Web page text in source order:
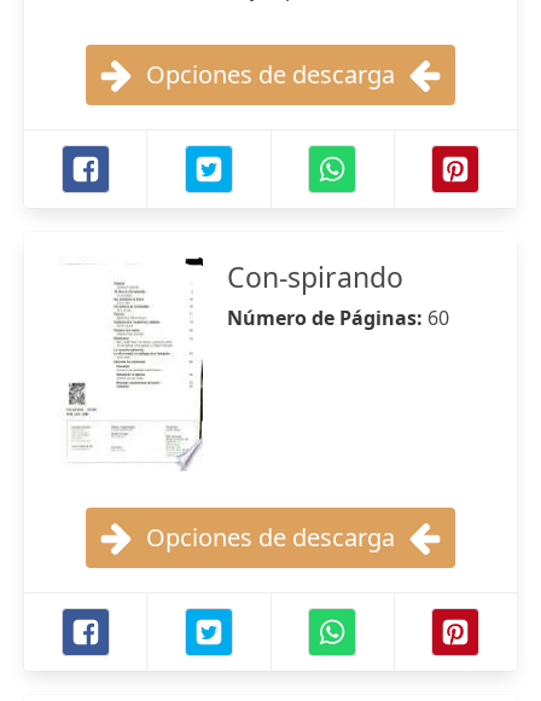
Opciones de descarga
Con-spirando
Número de Páginas: 60
Opciones de descarga